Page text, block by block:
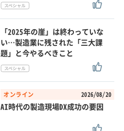
「2025年の崖」は終わっていな
い…製造業に残された「三大課
題」と今やるべきこと
オンライン 2026/08/20
AI時代の製造現場DX成功の要因